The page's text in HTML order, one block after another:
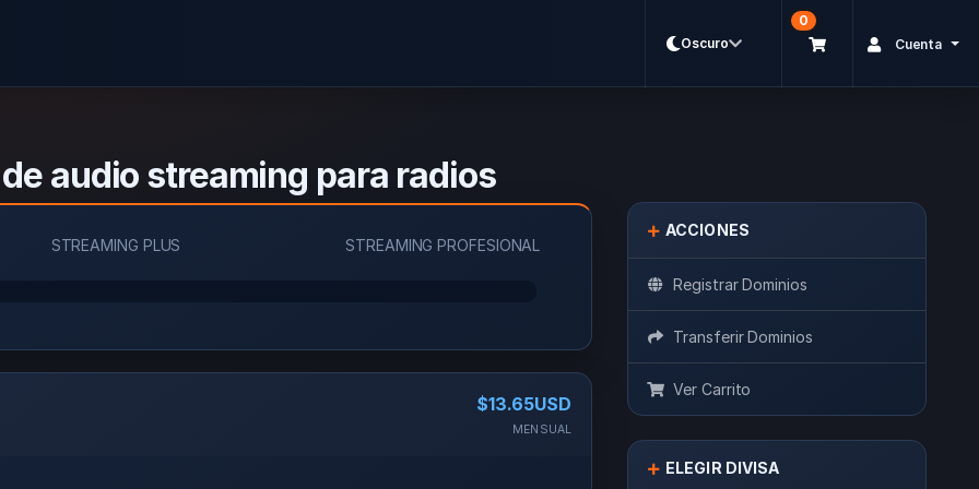
Oscuro
0
Cuenta
audio streaming para radios
STREAMING PLUS STREAMING PROFESIONAL
$13.65USD
MENSUAL
ACCIONES
Registrar Dominios
Transferir Dominios
Ver Carrito
ELEGIR DIVISA